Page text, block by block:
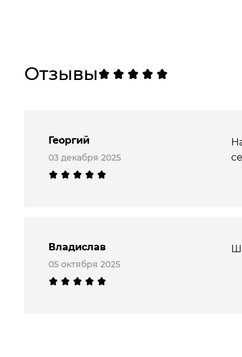
Отзывы
Георгий
03 декабря 2025
Владислав
05 октября 2025